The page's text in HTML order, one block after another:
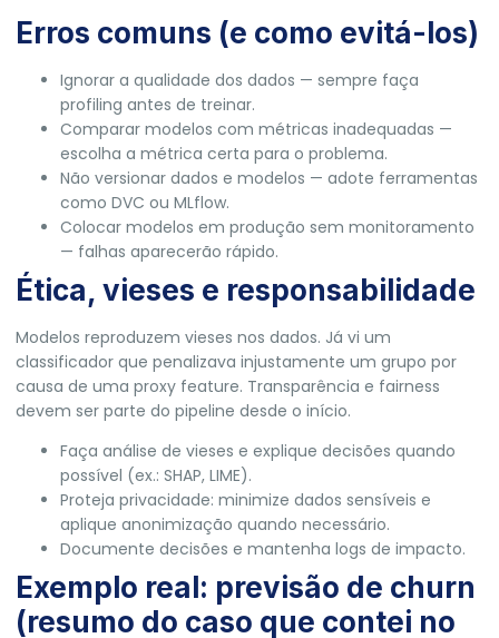
Erros comuns (e como evitá-los)
Ignorar a qualidade dos dados — sempre faça
profiling antes de treinar.
Comparar modelos com métricas inadequadas —
escolha a métrica certa para o problema.
Não versionar dados e modelos — adote ferramentas
como DVC ou MLflow.
Colocar modelos em produção sem monitoramento
— falhas aparecerão rápido.
Ética, vieses e responsabilidade
Modelos reproduzem vieses nos dados. Já vi um
classificador que penalizava injustamente um grupo por
causa de uma proxy feature. Transparência e fairness
devem ser parte do pipeline desde o início.
Faça análise de vieses e explique decisões quando
possível (ex.: SHAP, LIME).
Proteja privacidade: minimize dados sensíveis e
aplique anonimização quando necessário.
Documente decisões e mantenha logs de impacto.
Exemplo real: previsão de churn
(resumo do caso que contei no